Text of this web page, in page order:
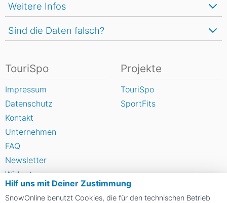
Weitere Infos
Sind die Daten falsch?
Hilf uns mit Deiner Zustimmung
SnowOnline benutzt Cookies, die für den technischen Betrieb
TouriSpo
Impressum
Datenschutz
Kontakt
Unternehmen
FAQ
Newsletter
Widget
Umfragen
Projekte
TouriSpo
SportFits